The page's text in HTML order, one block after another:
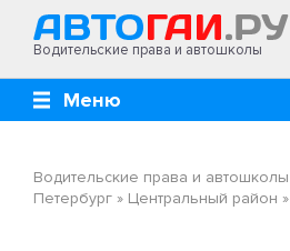
Водительские права и автошколы
Меню
Водительские права и автошколы
Петербург » Центральный район »